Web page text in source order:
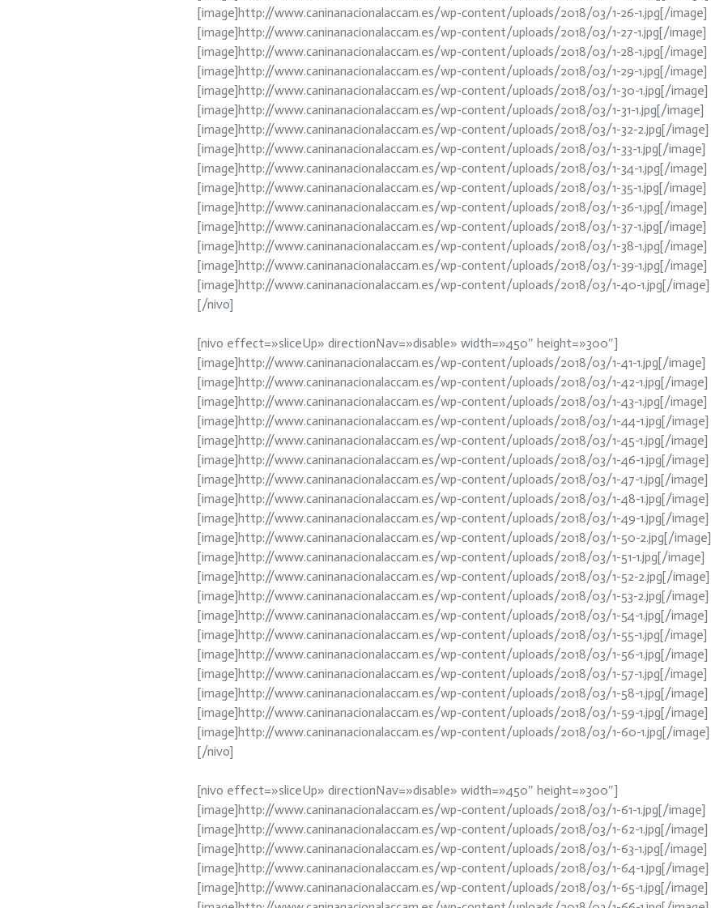
[image]http://www.caninanacionalaccam.es/wp-content/uploads/2018/03/1-26-1.jpg[/image]
[image]http://www.caninanacionalaccam.es/wp-content/uploads/2018/03/1-27-1.jpg[/image]
[image]http://www.caninanacionalaccam.es/wp-content/uploads/2018/03/1-28-1.jpg[/image]
[image]http://www.caninanacionalaccam.es/wp-content/uploads/2018/03/1-29-1.jpg[/image]
[image]http://www.caninanacionalaccam.es/wp-content/uploads/2018/03/1-30-1.jpg[/image]
[image]http://www.caninanacionalaccam.es/wp-content/uploads/2018/03/1-31-1.jpg[/image]
[image]http://www.caninanacionalaccam.es/wp-content/uploads/2018/03/1-32-2.jpg[/image]
[image]http://www.caninanacionalaccam.es/wp-content/uploads/2018/03/1-33-1.jpg[/image]
[image]http://www.caninanacionalaccam.es/wp-content/uploads/2018/03/1-34-1.jpg[/image]
[image]http://www.caninanacionalaccam.es/wp-content/uploads/2018/03/1-35-1.jpg[/image]
[image]http://www.caninanacionalaccam.es/wp-content/uploads/2018/03/1-36-1.jpg[/image]
[image]http://www.caninanacionalaccam.es/wp-content/uploads/2018/03/1-37-1.jpg[/image]
[image]http://www.caninanacionalaccam.es/wp-content/uploads/2018/03/1-38-1.jpg[/image]
[image]http://www.caninanacionalaccam.es/wp-content/uploads/2018/03/1-39-1.jpg[/image]
[image]http://www.caninanacionalaccam.es/wp-content/uploads/2018/03/1-40-1.jpg[/image]
[/nivo]
[nivo effect=»sliceUp» directionNav=»disable» width=»450″ height=»300″]
[image]http://www.caninanacionalaccam.es/wp-content/uploads/2018/03/1-41-1.jpg[/image]
[image]http://www.caninanacionalaccam.es/wp-content/uploads/2018/03/1-42-1.jpg[/image]
[image]http://www.caninanacionalaccam.es/wp-content/uploads/2018/03/1-43-1.jpg[/image]
[image]http://www.caninanacionalaccam.es/wp-content/uploads/2018/03/1-44-1.jpg[/image]
[image]http://www.caninanacionalaccam.es/wp-content/uploads/2018/03/1-45-1.jpg[/image]
[image]http://www.caninanacionalaccam.es/wp-content/uploads/2018/03/1-46-1.jpg[/image]
[image]http://www.caninanacionalaccam.es/wp-content/uploads/2018/03/1-47-1.jpg[/image]
[image]http://www.caninanacionalaccam.es/wp-content/uploads/2018/03/1-48-1.jpg[/image]
[image]http://www.caninanacionalaccam.es/wp-content/uploads/2018/03/1-49-1.jpg[/image]
[image]http://www.caninanacionalaccam.es/wp-content/uploads/2018/03/1-50-2.jpg[/image]
[image]http://www.caninanacionalaccam.es/wp-content/uploads/2018/03/1-51-1.jpg[/image]
[image]http://www.caninanacionalaccam.es/wp-content/uploads/2018/03/1-52-2.jpg[/image]
[image]http://www.caninanacionalaccam.es/wp-content/uploads/2018/03/1-53-2.jpg[/image]
[image]http://www.caninanacionalaccam.es/wp-content/uploads/2018/03/1-54-1.jpg[/image]
[image]http://www.caninanacionalaccam.es/wp-content/uploads/2018/03/1-55-1.jpg[/image]
[image]http://www.caninanacionalaccam.es/wp-content/uploads/2018/03/1-56-1.jpg[/image]
[image]http://www.caninanacionalaccam.es/wp-content/uploads/2018/03/1-57-1.jpg[/image]
[image]http://www.caninanacionalaccam.es/wp-content/uploads/2018/03/1-58-1.jpg[/image]
[image]http://www.caninanacionalaccam.es/wp-content/uploads/2018/03/1-59-1.jpg[/image]
[image]http://www.caninanacionalaccam.es/wp-content/uploads/2018/03/1-60-1.jpg[/image]
[/nivo]
[nivo effect=»sliceUp» directionNav=»disable» width=»450″ height=»300″]
[image]http://www.caninanacionalaccam.es/wp-content/uploads/2018/03/1-61-1.jpg[/image]
[image]http://www.caninanacionalaccam.es/wp-content/uploads/2018/03/1-62-1.jpg[/image]
[image]http://www.caninanacionalaccam.es/wp-content/uploads/2018/03/1-63-1.jpg[/image]
[image]http://www.caninanacionalaccam.es/wp-content/uploads/2018/03/1-64-1.jpg[/image]
[image]http://www.caninanacionalaccam.es/wp-content/uploads/2018/03/1-65-1.jpg[/image]